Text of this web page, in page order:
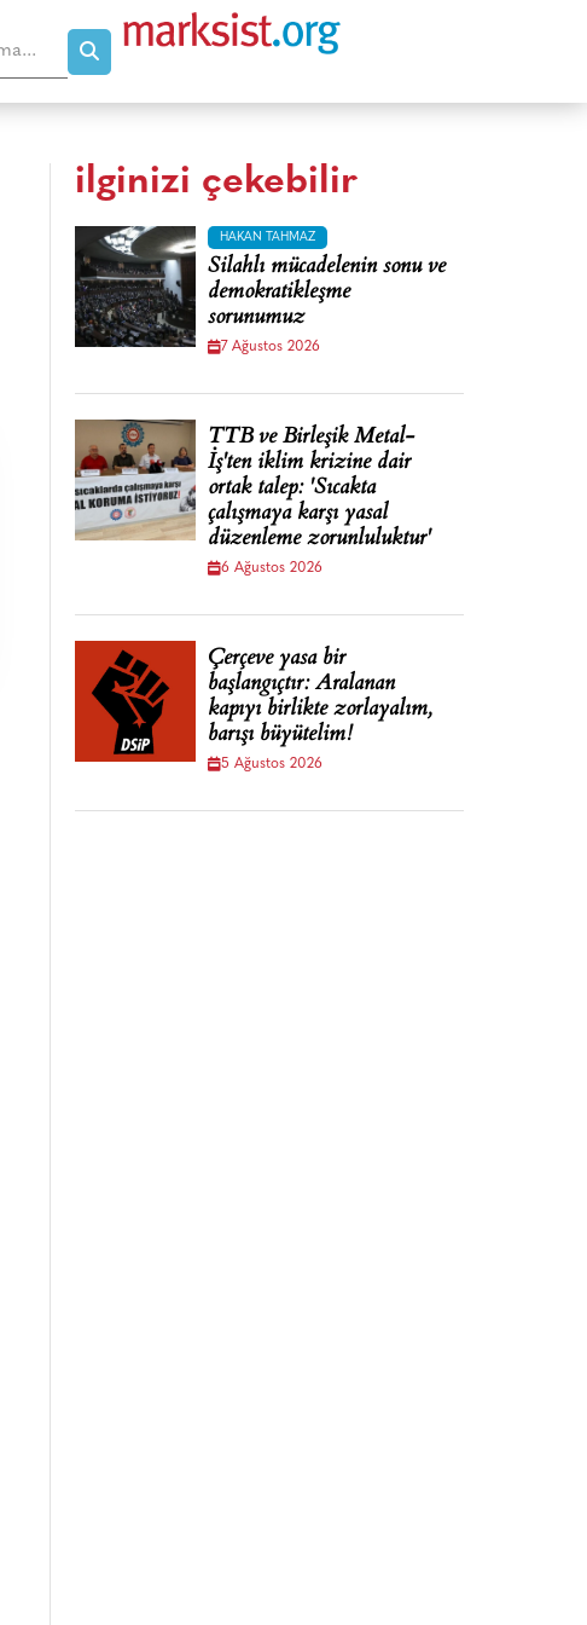
ilginizi çekebilir
HAKAN TAHMAZ
Silahlı mücadelenin sonu ve
demokratikleşme
sorunumuz
7 Ağustos 2026
TTB ve Birleşik Metal-
İş'ten iklim krizine dair
ortak talep: 'Sıcakta
çalışmaya karşı yasal
düzenleme zorunluluktur'
6 Ağustos 2026
Çerçeve yasa bir
başlangıçtır: Aralanan
kapıyı birlikte zorlayalım,
barışı büyütelim!
5 Ağustos 2026